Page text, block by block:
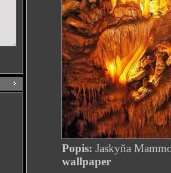
Popis: Jaskyňa
wallpaper